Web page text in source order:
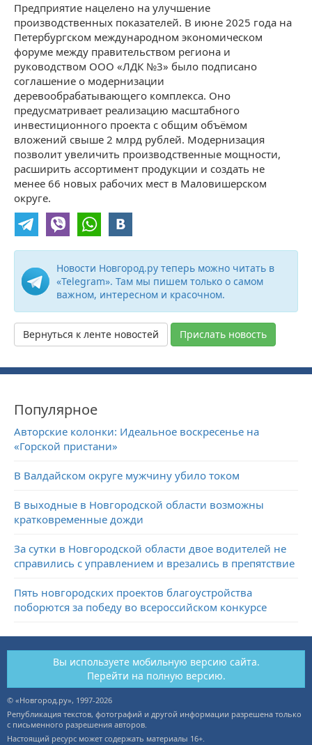
Предприятие нацелено на улучшение
производственных показателей. В июне 2025 года на
Петербургском международном экономическом
форуме между правительством региона и
руководством ООО «ЛДК №3» было подписано
соглашение о модернизации
деревообрабатывающего комплекса. Оно
предусматривает реализацию масштабного
инвестиционного проекта с общим объёмом
вложений свыше 2 млрд рублей. Модернизация
позволит увеличить производственные мощности,
расширить ассортимент продукции и создать не
менее 66 новых рабочих мест в Маловишерском
округе.
Новости Новгород.ру теперь можно читать в
«Telegram». Там мы пишем только о самом
важном, интересном и красочном.
Вернуться к ленте новостей Прислать новость
Популярное
Авторские колонки: Идеальное воскресенье на
«Горской пристани»
В Валдайском округе мужчину убило током
В выходные в Новгородской области возможны
кратковременные дожди
За сутки в Новгородской области двое водителей не
справились с управлением и врезались в препятствие
Пять новгородских проектов благоустройства
поборются за победу во всероссийском конкурсе
Вы используете мобильную версию сайта.
Перейти на полную версию.
© «Новгород.ру», 1997-2026
Републикация текстов, фотографий и другой информации разрешена только
с письменного разрешения авторов.
Настоящий ресурс может содержать материалы 16+.